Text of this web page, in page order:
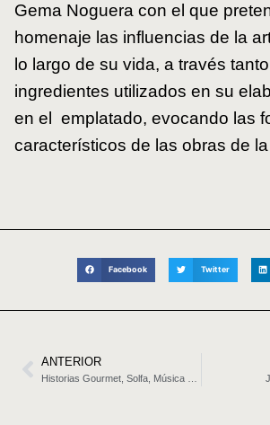
Gema Noguera con el que
homenaje las influencias de la
lo largo de su vida, a través
ingredientes utilizados en su
en el emplatado, evocando las
característicos de las obras de
Facebook Twitter
ANTERIOR